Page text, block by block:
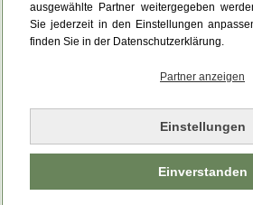
ausgewählte Partner weitergegeben
Sie jederzeit in den Einstellungen
finden Sie in der Datenschutzerklärung.
Partner anzeigen
Einstellungen
Einverstanden
Leider ist ein technischer
Bitte laden Sie die